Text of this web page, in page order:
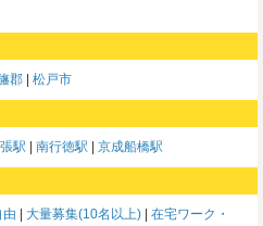
郡 松戸市
駅 南行徳駅 京成船橋駅
由 大量募集(10名以上)
在宅ワーク・